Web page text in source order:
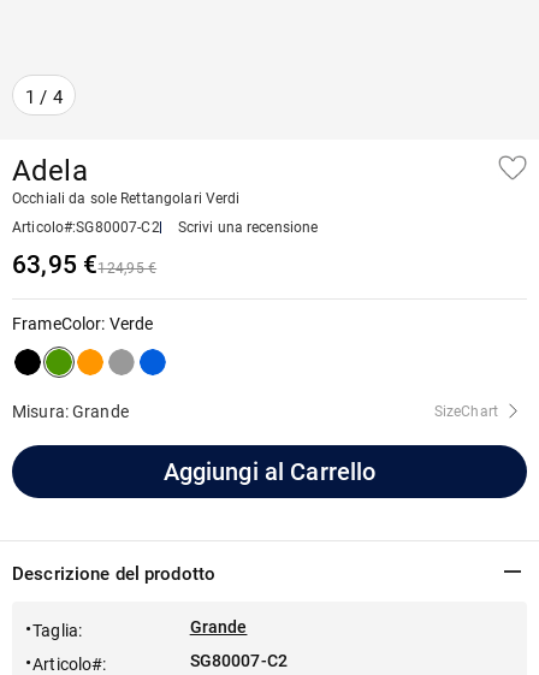
1 / 4
Adela
Occhiali da sole Rettangolari Verdi
Articolo#:SG80007-C2 Scrivi una recensione
63,95 €124,95 €
FrameColor: Verde
Misura: Grande SizeChart
Aggiungi al Carrello
Descrizione del prodotto
Taglia:
Grande
Articolo#:
SG80007-C2